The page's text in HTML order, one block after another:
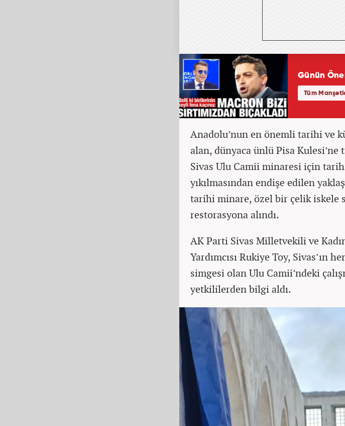
Anadolu’nun en önemli tarihi ve
alan, dünyaca ünlü Pisa
Sivas Ulu Camii minaresi için
yıkılmasından endişe edilen
tarihi minare, özel bir çelik iskele
restorasyona alındı.
AK Parti Sivas Milletvekili ve
Yardımcısı Rukiye Toy, Sivas’ın
simgesi olan Ulu Camii’ndeki
yetkililerden bilgi aldı.